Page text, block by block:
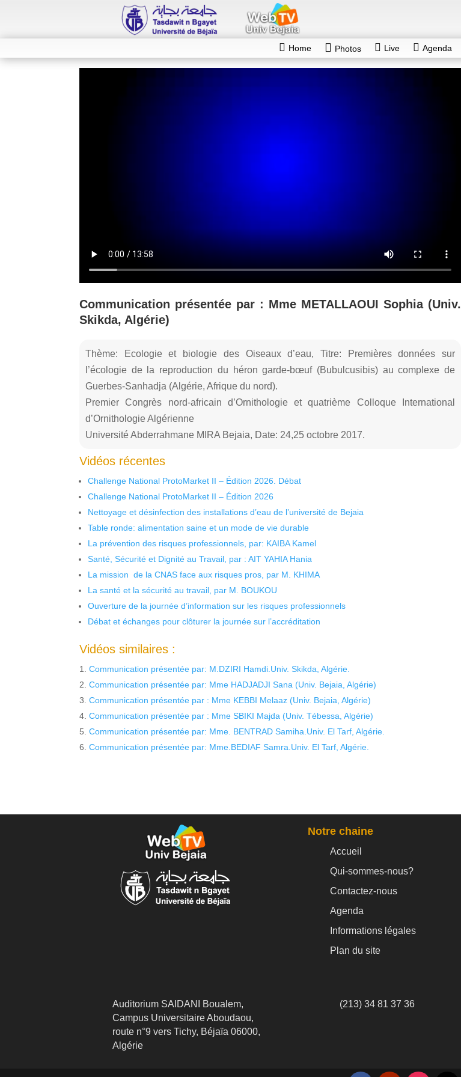
Home Photos Live Agenda
Communication présentée par : Mme METALLAOUI Sophia (Univ.
Skikda, Algérie)
Thème: Ecologie et biologie des Oiseaux d’eau, Titre: Premières données sur
l’écologie de la reproduction du héron garde-bœuf (Bubulcusibis) au complexe de
Guerbes-Sanhadja (Algérie, Afrique du nord).
Premier Congrès nord-africain d’Ornithologie et quatrième Colloque International
d’Ornithologie Algérienne
Université Abderrahmane MIRA Bejaia, Date: 24,25 octobre 2017.
Vidéos récentes
Challenge National ProtoMarket II – Édition 2026. Débat
Challenge National ProtoMarket II – Édition 2026
Nettoyage et désinfection des installations d’eau de l’université de Bejaia
Table ronde: alimentation saine et un mode de vie durable
La prévention des risques professionnels, par: KAIBA Kamel
Santé, Sécurité et Dignité au Travail, par : AIT YAHIA Hania
La mission de la CNAS face aux risques pros, par M. KHIMA
La santé et la sécurité au travail, par M. BOUKOU
Ouverture de la journée d’information sur les risques professionnels
Débat et échanges pour clôturer la journée sur l’accréditation
Vidéos similaires :
Communication présentée par: M.DZIRI Hamdi.Univ. Skikda, Algérie.
Communication présentée par: Mme HADJADJI Sana (Univ. Bejaia, Algérie)
Communication présentée par : Mme KEBBI Melaaz (Univ. Bejaia, Algérie)
Communication présentée par : Mme SBIKI Majda (Univ. Tébessa, Algérie)
Communication présentée par: Mme. BENTRAD Samiha.Univ. El Tarf, Algérie.
Communication présentée par: Mme.BEDIAF Samra.Univ. El Tarf, Algérie.
Notre chaine
Accueil
Qui-sommes-nous?
Contactez-nous
Agenda
Informations légales
Plan du site
Auditorium SAIDANI Boualem,
Campus Universitaire Aboudaou,
route n°9 vers Tichy, Béjaïa 06000,
Algérie
(213) 34 81 37 36